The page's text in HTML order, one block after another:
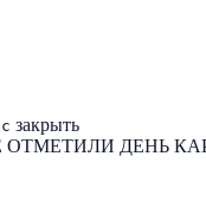
закрыть
ОТМЕТИЛИ ДЕНЬ